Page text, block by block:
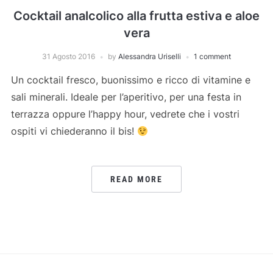
Cocktail analcolico alla frutta estiva e aloe
vera
31 Agosto 2016 by Alessandra Uriselli 1 comment
Un cocktail fresco, buonissimo e ricco di vitamine e
sali minerali. Ideale per l’aperitivo, per una festa in
terrazza oppure l’happy hour, vedrete che i vostri
ospiti vi chiederanno il bis!
READ MORE